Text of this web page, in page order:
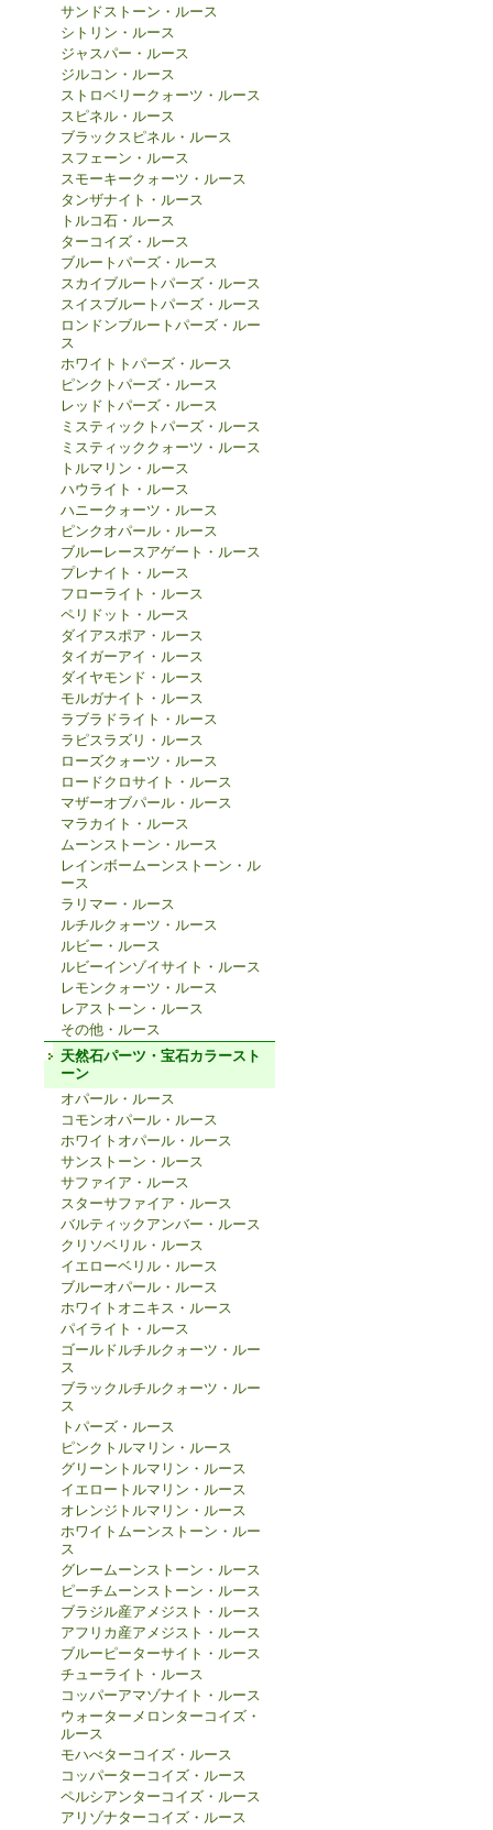
サンドストーン・ルース
シトリン・ルース
ジャスパー・ルース
ジルコン・ルース
ストロベリークォーツ・ルース
スピネル・ルース
ブラックスピネル・ルース
スフェーン・ルース
スモーキークォーツ・ルース
タンザナイト・ルース
トルコ石・ルース
ターコイズ・ルース
ブルートパーズ・ルース
スカイブルートパーズ・ルース
スイスブルートパーズ・ルース
ロンドンブルートパーズ・ルー
ス
ホワイトトパーズ・ルース
ピンクトパーズ・ルース
レッドトパーズ・ルース
ミスティックトパーズ・ルース
ミスティッククォーツ・ルース
トルマリン・ルース
ハウライト・ルース
ハニークォーツ・ルース
ピンクオパール・ルース
ブルーレースアゲート・ルース
プレナイト・ルース
フローライト・ルース
ペリドット・ルース
ダイアスポア・ルース
タイガーアイ・ルース
ダイヤモンド・ルース
モルガナイト・ルース
ラブラドライト・ルース
ラピスラズリ・ルース
ローズクォーツ・ルース
ロードクロサイト・ルース
マザーオブパール・ルース
マラカイト・ルース
ムーンストーン・ルース
レインボームーンストーン・ル
ース
ラリマー・ルース
ルチルクォーツ・ルース
ルビー・ルース
ルビーインゾイサイト・ルース
レモンクォーツ・ルース
レアストーン・ルース
その他・ルース
天然石パーツ・宝石カラースト
ーン
オパール・ルース
コモンオパール・ルース
ホワイトオパール・ルース
サンストーン・ルース
サファイア・ルース
スターサファイア・ルース
バルティックアンバー・ルース
クリソベリル・ルース
イエローベリル・ルース
ブルーオパール・ルース
ホワイトオニキス・ルース
パイライト・ルース
ゴールドルチルクォーツ・ルー
ス
ブラックルチルクォーツ・ルー
ス
トパーズ・ルース
ピンクトルマリン・ルース
グリーントルマリン・ルース
イエロートルマリン・ルース
オレンジトルマリン・ルース
ホワイトムーンストーン・ルー
ス
グレームーンストーン・ルース
ピーチムーンストーン・ルース
ブラジル産アメジスト・ルース
アフリカ産アメジスト・ルース
ブルーピーターサイト・ルース
チューライト・ルース
コッパーアマゾナイト・ルース
ウォーターメロンターコイズ・
ルース
モハべターコイズ・ルース
コッパーターコイズ・ルース
ペルシアンターコイズ・ルース
アリゾナターコイズ・ルース